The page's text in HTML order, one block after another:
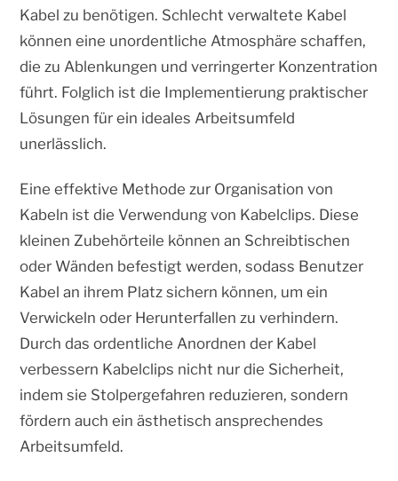
Kabel zu benötigen. Schlecht verwaltete Kabel
können eine unordentliche Atmosphäre schaffen,
die zu Ablenkungen und verringerter Konzentration
führt. Folglich ist die Implementierung praktischer
Lösungen für ein ideales Arbeitsumfeld
unerlässlich.
Eine effektive Methode zur Organisation von
Kabeln ist die Verwendung von Kabelclips. Diese
kleinen Zubehörteile können an Schreibtischen
oder Wänden befestigt werden, sodass Benutzer
Kabel an ihrem Platz sichern können, um ein
Verwickeln oder Herunterfallen zu verhindern.
Durch das ordentliche Anordnen der Kabel
verbessern Kabelclips nicht nur die Sicherheit,
indem sie Stolpergefahren reduzieren, sondern
fördern auch ein ästhetisch ansprechendes
Arbeitsumfeld.